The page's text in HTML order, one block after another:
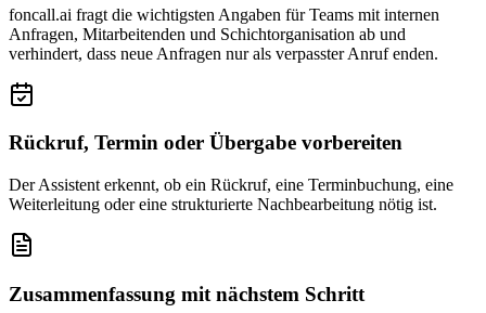
foncall.ai fragt die wichtigsten Angaben für Teams mit internen
Anfragen, Mitarbeitenden und Schichtorganisation ab und
verhindert, dass neue Anfragen nur als verpasster Anruf enden.
Rückruf, Termin oder Übergabe vorbereiten
Der Assistent erkennt, ob ein Rückruf, eine Terminbuchung, eine
Weiterleitung oder eine strukturierte Nachbearbeitung nötig ist.
Zusammenfassung mit nächstem Schritt